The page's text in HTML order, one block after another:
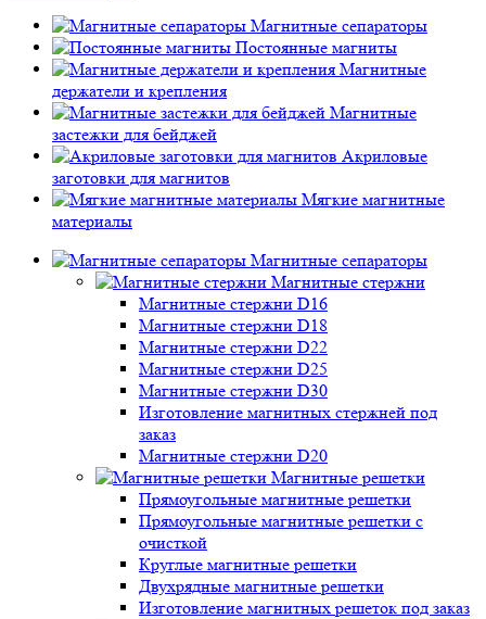
Магнитные сепараторы
Постоянные магниты
Магнитные
держатели и крепления
Магнитные
застежки для бейджей
Акриловые
заготовки для магнитов
Мягкие магнитные
материалы
Магнитные сепараторы
Магнитные стержни
Магнитные стержни D16
Магнитные стержни D18
Магнитные стержни D22
Магнитные стержни D25
Магнитные стержни D30
Изготовление магнитных стержней под
заказ
Магнитные стержни D20
Магнитные решетки
Прямоугольные магнитные решетки
Прямоугольные магнитные решетки с
очисткой
Круглые магнитные решетки
Двухрядные магнитные решетки
Изготовление магнитных решеток под заказ